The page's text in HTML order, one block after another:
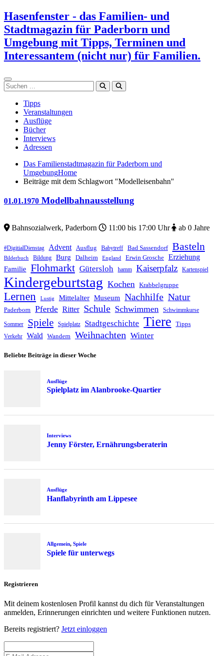
Zum
Inhalt
springen
Hasenfenster - das Familien- und
Stadtmagazin für Paderborn und
Umgebung mit Tipps, Terminen und
Interessantem (nicht nur) für Familien.
Suchen
Tipps
Veranstaltungen
Ausflüge
Bücher
Interviews
Adressen
Das Familienstadtmagazin für Paderborn und
UmgebungHome
Beiträge mit dem Schlagwort "Modelleisenbahn"
01.01.1970 Modellbahnausstellung
Bahnsozialwerk, Paderborn
11:00 bis 17:00 Uhr ab 0 Jahre
#DigitialDienstag Advent Ausflug Babytreff Bad Sassendorf Basteln
Bilderbuch Bildung Burg Dalheim England Erwin Grosche Erziehung
Familie Flohmarkt Gütersloh hamm Kaiserpfalz Kartenspiel
Kindergeburtstag Kochen Krabbelgruppe
Lernen Lustig Mittelalter Museum Nachhilfe Natur
Paderborn Pferde Ritter Schule Schwimmen Schwimmkurse
Sommer Spiele Spielplatz Stadtgeschichte Tiere Tipps
Verkehr Wald Wandern Weihnachten Winter
Beliebte Beiträge in dieser Woche
Ausflüge
Spielplatz im Alanbrooke-Quartier
Interviews
Jenny Förster, Ernährungsberaterin
Ausflüge
Hanflabyrinth am Lippesee
Allgemein, Spiele
Spiele für unterwegs
Registrieren
Mit deinem kostenlosen Profil kannst du dich für Veranstaltungen
anmelden, Erinnerungen einrichten und weitere Funktionen nutzen.
Bereits registriert? Jetzt einloggen